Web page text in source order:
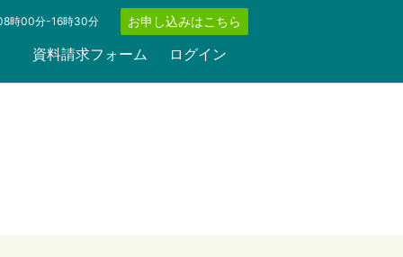
時00分-16時30分 お申し込みはこちら
資料請求フォーム ログイン